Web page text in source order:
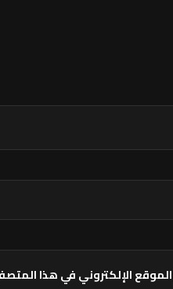
الإلكتروني في هذا